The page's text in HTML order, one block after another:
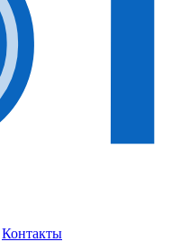
Контакты